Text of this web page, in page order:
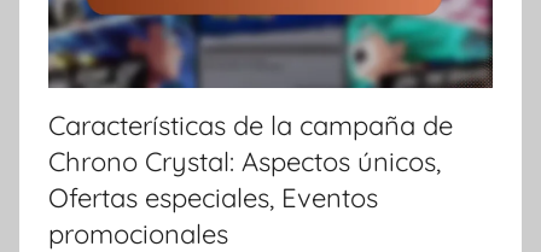
Características de la campaña de
Chrono Crystal: Aspectos únicos,
Ofertas especiales, Eventos
promocionales